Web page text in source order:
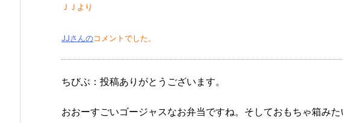
ＪＪより
JJさんのコメントでした。
ちびぶ：投稿ありがとうございます。
おおーすごいゴージャスなお弁当ですね。そしておもちゃ箱み